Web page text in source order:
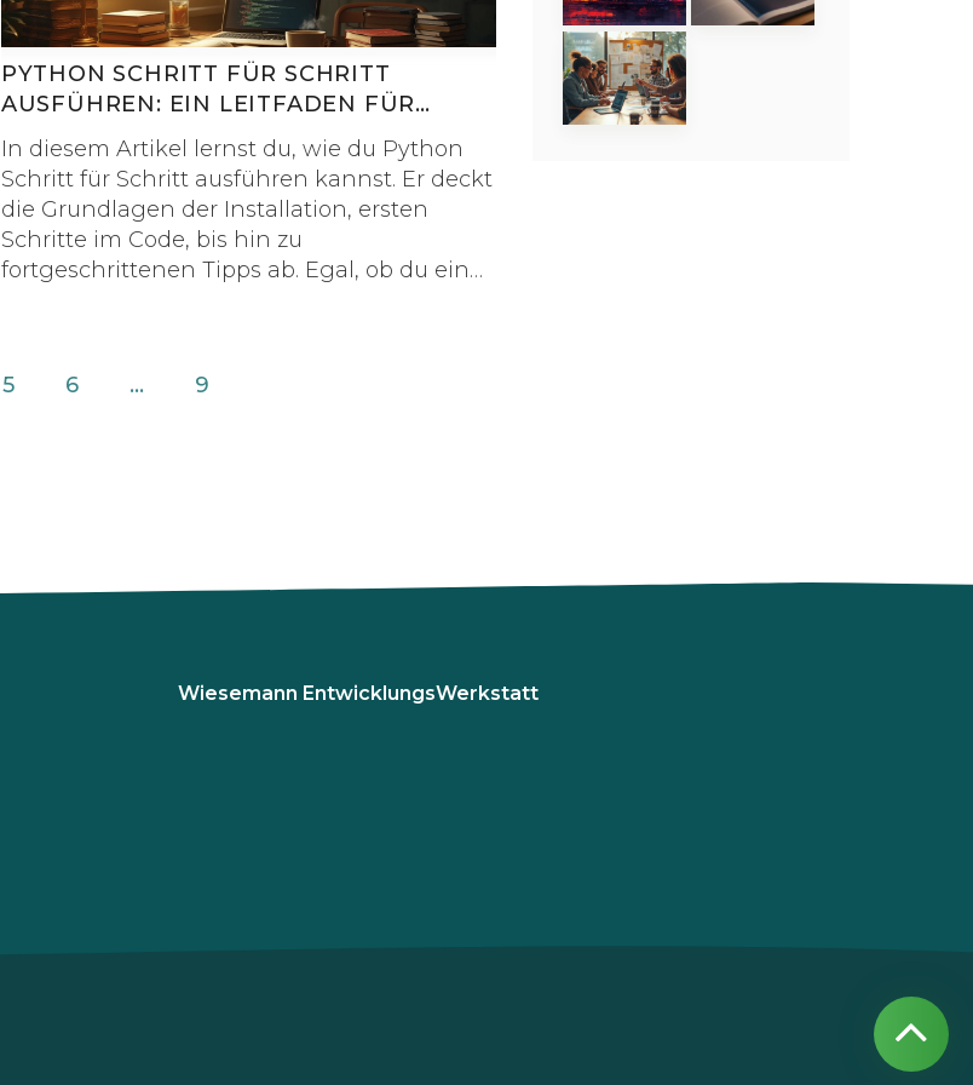
Python-bezogene Jobs gestalten und
welche Faktoren Einfluss darauf haben.
PYTHON SCHRITT FÜR SCHRITT
AUSFÜHREN: EIN LEITFADEN FÜR
ANFÄNGER
In diesem Artikel lernst du, wie du Python
Schritt für Schritt ausführen kannst. Er deckt
die Grundlagen der Installation, ersten
Schritte im Code, bis hin zu
fortgeschrittenen Tipps ab. Egal, ob du ein
Fakten und Griffe, die dir helfen, Python
5 6 … 9
Wiesemann EntwicklungsWerkstatt